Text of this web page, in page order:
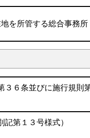
を所管する総合事務所
３６条並びに施行規則
記第１３号様式）